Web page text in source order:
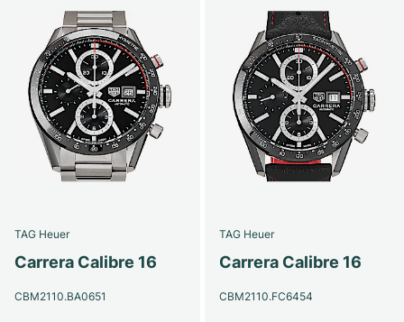
TAG Heuer
Carrera Calibre 16
CBM2110.BA0651
TAG Heuer
Carrera Calibre 16
CBM2110.FC6454